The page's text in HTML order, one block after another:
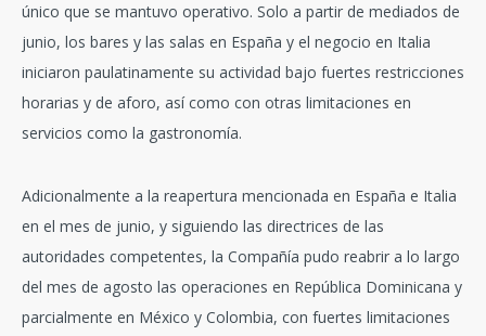
único que se mantuvo operativo. Solo a partir de mediados de
junio, los bares y las salas en España y el negocio en Italia
iniciaron paulatinamente su actividad bajo fuertes restricciones
horarias y de aforo, así como con otras limitaciones en
servicios como la gastronomía.
Adicionalmente a la reapertura mencionada en España e Italia
en el mes de junio, y siguiendo las directrices de las
autoridades competentes, la Compañía pudo reabrir a lo largo
del mes de agosto las operaciones en República Dominicana y
parcialmente en México y Colombia, con fuertes limitaciones